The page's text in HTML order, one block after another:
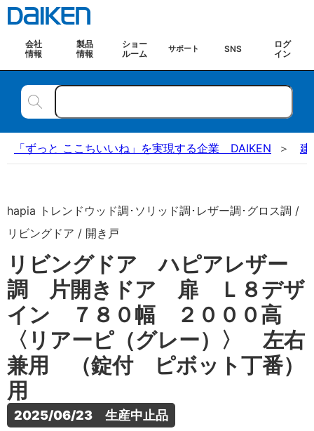
会社
情報
製品
情報
ショー
ルーム
サポート SNS
ログ
イン
「ずっと ここちいいね」を実現する企業 DAIKEN 建
hapia トレンドウッド調･ソリッド調･レザー調･グロス調 /
リビングドア / 開き戸
リビングドア ハピアレザー
調 片開きドア 扉 Ｌ８デザ
イン ７８０幅 ２０００高
〈リアーピ（グレー）〉 左右
兼用 （錠付 ピボット丁番）
用
2025/06/23　生産中止品